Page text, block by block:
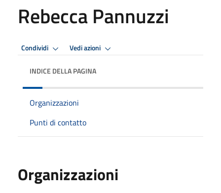
Rebecca Pannuzzi
Condividi Vedi azioni
INDICE DELLA PAGINA
Organizzazioni
Punti di contatto
Organizzazioni